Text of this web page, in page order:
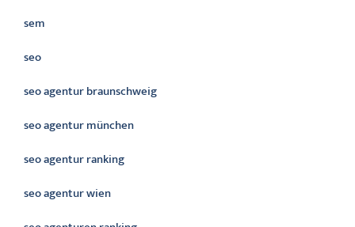
sem
seo
seo agentur braunschweig
seo agentur münchen
seo agentur ranking
seo agentur wien